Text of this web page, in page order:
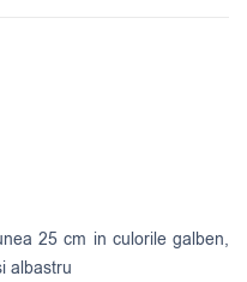
25 cm in culorile galben,
albastru